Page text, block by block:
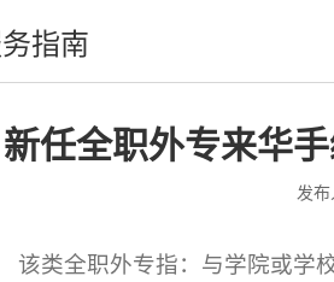
指南
新任全职外专来华
发布
该类全职外专指：与学院或学